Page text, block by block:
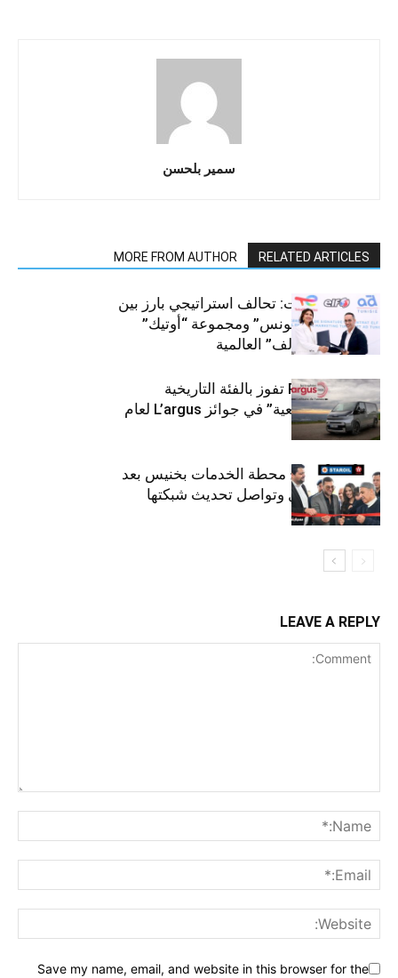
سمير بلحسن
RELATED ARTICLES
MORE FROM AUTHOR
قطاع السيارات: تحالف استراتيجي بارز بين
“توتال إنرجيز تونس” ومجموعة “أوتيك”
لتوزيع زيوت “إلف” العالمية
كيا PV5 Cargo تفوز بالفئة التاريخية
“للمركبات النفعية” في جوائز L’argus لعام
2026
ستارأويل تفتتح محطة الخدمات بخنيس بعد
تجديدهابالكامل وتواصل تحديث شبكتها
LEAVE A REPLY
Save my name, email, and website in this browser for the